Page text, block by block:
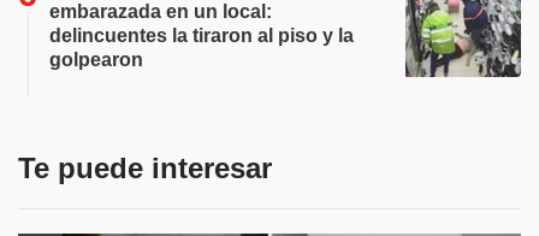
embarazada en un local:
delincuentes la tiraron al piso y la
golpearon
Te puede interesar